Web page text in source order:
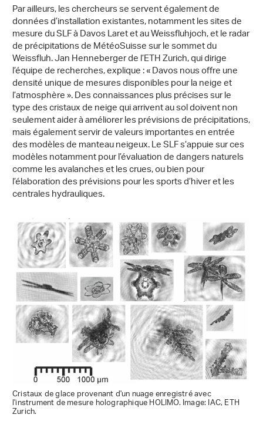
Par ailleurs, les chercheurs se servent également de
données d’installation existantes, notamment les sites de
mesure du SLF à Davos Laret et au Weissfluhjoch, et le radar
de précipitations de MétéoSuisse sur le sommet du
Weissfluh. Jan Henneberger de l’ETH Zurich, qui dirige
l’équipe de recherches, explique : « Davos nous offre une
densité unique de mesures disponibles pour la neige et
l’atmosphère ». Des connaissances plus précises sur le
type des cristaux de neige qui arrivent au sol doivent non
seulement aider à améliorer les prévisions de précipitations,
mais également servir de valeurs importantes en entrée
des modèles de manteau neigeux. Le SLF s’appuie sur ces
modèles notamment pour l’évaluation de dangers naturels
comme les avalanches et les crues, ou bien pour
l’élaboration des prévisions pour les sports d’hiver et les
centrales hydrauliques.
Cristaux de glace provenant d'un nuage enregistré avec
l'instrument de mesure holographique HOLIMO. Image: IAC, ETH
Zurich.